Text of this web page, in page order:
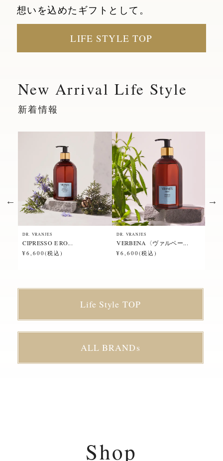
想いを込めたギフトとして。
LIFE STYLE TOP
New Arrival Life Style
新着情報
DR. VRANJES
CIPRESSO E RO...
¥6,600(税込)
DR. VRANJES
VERBENA〈ヴァルベー...
¥6,600(税込)
Life Style TOP
ALL BRANDs
Shop